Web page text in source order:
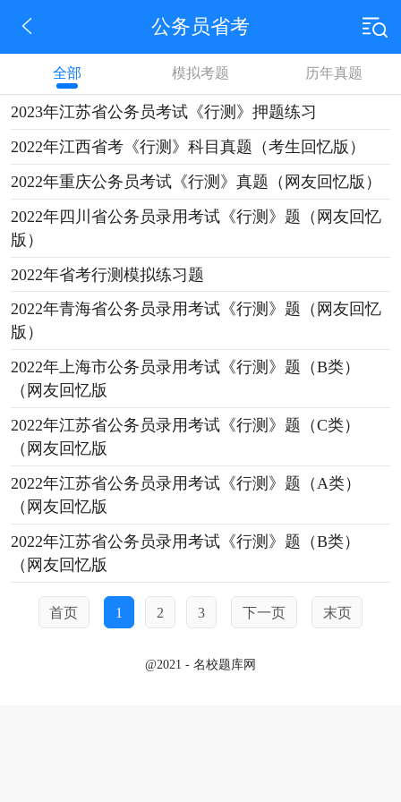
公务员省考
全部 模拟考题 历年真题
2023年江苏省公务员考试《行测》押题练习
2022年江西省考《行测》科目真题（考生回忆版）
2022年重庆公务员考试《行测》真题（网友回忆版）
2022年四川省公务员录用考试《行测》题（网友回忆
版）
2022年省考行测模拟练习题
2022年青海省公务员录用考试《行测》题（网友回忆
版）
2022年上海市公务员录用考试《行测》题（B类）
（网友回忆版
2022年江苏省公务员录用考试《行测》题（C类）
（网友回忆版
2022年江苏省公务员录用考试《行测》题（A类）
（网友回忆版
2022年江苏省公务员录用考试《行测》题（B类）
（网友回忆版
首页 1 2 3 下一页 末页
@2021 - 名校题库网